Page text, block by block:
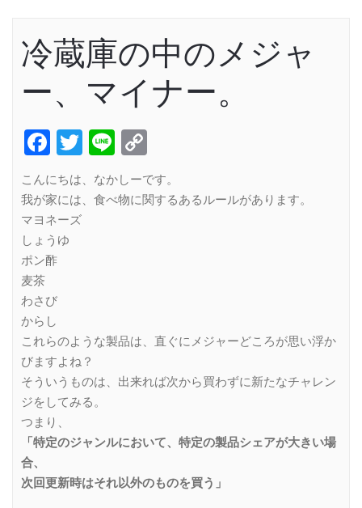
冷蔵庫の中のメジャ
ー、マイナー。
Facebook
Twitter
Line
Link
こんにちは、なかしーです。
我が家には、食べ物に関するあるルールがあります。
マヨネーズ
しょうゆ
ポン酢
麦茶
わさび
からし
これらのような製品は、直ぐにメジャーどころが思い浮か
びますよね？
そういうものは、出来れば次から買わずに新たなチャレン
ジをしてみる。
つまり、
「特定のジャンルにおいて、特定の製品シェアが大きい場
合、
次回更新時はそれ以外のものを買う」